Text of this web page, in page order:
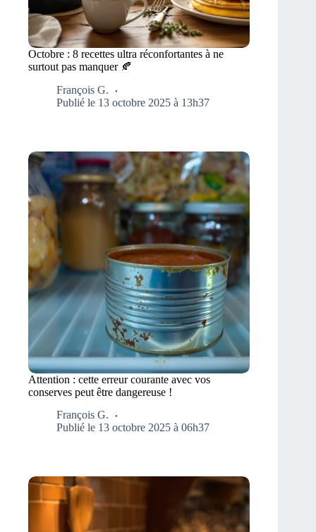
Octobre : 8 recettes ultra réconfortantes à ne
surtout pas manquer 🍂
François G.
Publié le 13 octobre 2025 à 13h37
Attention : cette erreur courante avec vos
conserves peut être dangereuse !
François G.
Publié le 13 octobre 2025 à 06h37